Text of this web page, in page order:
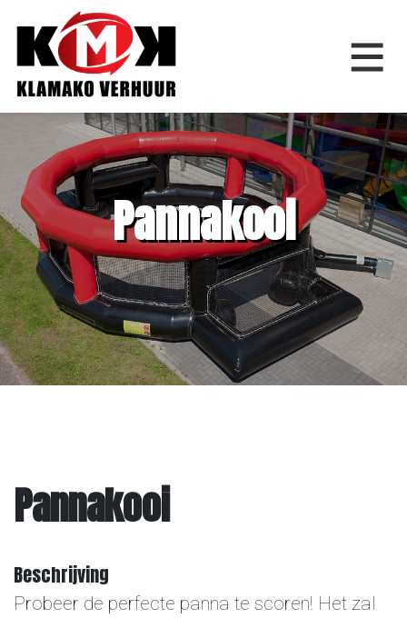
Home
Springkussens
Feestfiguren
Feestartikelen
Pannakooi
Pannakooi
Beschrijving
Probeer de perfecte panna te scoren! Het zal